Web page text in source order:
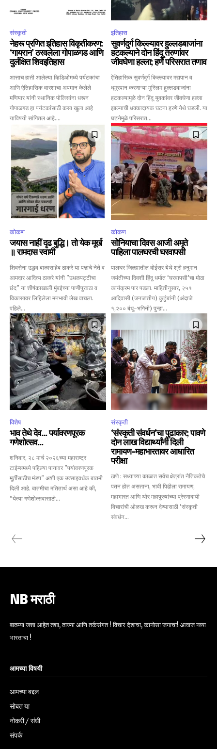
संस्कृती
नेहरू प्रणित इतिहास विकृतीकरण:
‘गायरान’ ठरवलेला गोपाळगड आणि
दुर्लक्षित शिवइतिहास
आत्ताच हाती आलेल्या व्हिडिओमध्ये पर्यटकांचा
आणि ऐतिहासिक वारशाचा अपमान केलेले
मणियार यांनी स्थानिक पोलिसांना धरून
गोपाळगड हा पर्यटकांसाठी कसा खुला आहे
याविषयी सांगितल आहे....
इतिहास
सुवर्णदुर्ग किल्ल्यावर हुल्लडबाजांना
हटकल्याने दोन हिंदू तरुणांवर
जीवघेणा हल्ला; हर्णे परिसरात तणाव
ऐतिहासिक सुवर्णदुर्ग किल्ल्यावर मद्यपान व
धूम्रपान करणाऱ्या मुस्लिम हुल्लडबाजांना
हटकल्यामुळे दोन हिंदू युवकांवर जीवघेणा हल्ला
झाल्याची धक्कादायक घटना हरणे येथे घडली. या
घटनेमुळे परिसरात...
कोकण
जयास नाहीं दृढ बुद्धि। तो येक मूर्ख
॥ रामदास स्वामी
शिवसेना उद्धव बाळासाहेब ठाकरे या पक्षाचे नेते व
आमदार आदित्य ठाकरे यांनी "उधळपट्टीचा
छंद" या शीर्षकाखाली मुंबईच्या पाणीपुरवठा व
विकासावर लिहिलेला मनभावी लेख वाचला.
पहिले...
कोकण
सोनियाचा दिवस आजी अमृते
पाहिला पालघरची घरवापसी
पालघर जिल्ह्यातील बोईसर येथे श्री हनुमान
जयंतीच्या दिवशी हिंदू धर्मात ‘घरवापसी’चा मोठा
कार्यक्रम पार पडला. माहितीनुसार, २५१
आदिवासी (जनजातीय) कुटुंबांनी (अंदाजे
१,२०० बंधू-भगिनी) पुन्हा...
विशेष
भाव तेथे देव… पर्यावरणपूरक
गणेशोत्सव…
शनिवार, २८ मार्च २०२६च्या महाराष्ट्र
टाईम्समध्ये पहिल्या पानावर "पर्यावरणपूरक
मूर्तींसाठीच मंडप" अशी एक उत्साहवर्धक बातमी
दिली आहे. बातमीचा मतितार्थ असा आहे की,
"येत्या गणेशोत्सवासाठी...
संस्कृती
‘संस्कृती संवर्धन’चा पुढाकार; पावणे
दोन लाख विद्यार्थ्यांनी दिली
रामायण-महाभारतावर आधारित
परीक्षा
ठाणे : सध्याच्या काळात सर्वच क्षेत्रांत नैतिकतेचे
पतन होत असताना, भावी पिढीला रामायण,
महाभारत आणि थोर महापुरुषांच्या प्रेरणादायी
विचारांची ओळख करून देण्यासाठी 'संस्कृती
संवर्धन...
NB मराठी
बातम्या जशा आहेत तशा, ताज्या आणि तर्कसंगत ! विचार देशाचा, कानोसा जगाचा! आवाज नव्या
भारताचा !
आमच्या विषयी
आमच्या बद्दल
सोबत या
नोकरी / संधी
संपर्क